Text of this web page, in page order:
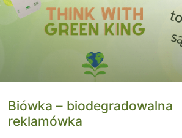
Biówka – biodegradowalna
reklamówka